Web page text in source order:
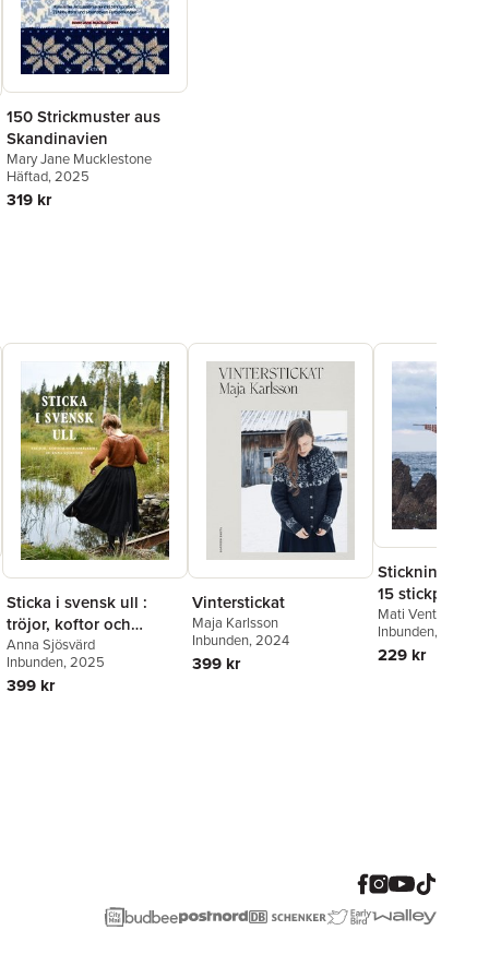
150 Strickmuster aus
Skandinavien
Mary Jane Mucklestone
Häftad, 2025
319 kr
Sticka i svensk ull :
tröjor, koftor och
småvarmt av Anna
Sjösvärd
Anna Sjösvärd
Inbunden, 2025
399 kr
Vinterstickat
Maja Karlsson
Inbunden, 2024
399 kr
Stickning från
15 stickprojekt
inspiration
traditionella
Mati Ventrillon
Inbunden, 2021
229 kr